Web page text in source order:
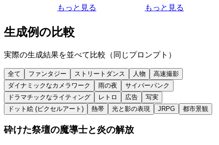
もっと見る
もっと見る
生成例の比較
実際の生成結果を並べて比較（同じプロンプト）
全て ファンタジー ストリートダンス 人物
高速撮影
ダイナミックなカメラワーク
雨の夜
サイバーパンク
ドラマチックなライティング
レトロ 広告
写実
ドット絵 (ピクセルアート)
熱帯 光と影の表現 JRPG 都市景観
砕けた祭壇の魔導士と炎の解放